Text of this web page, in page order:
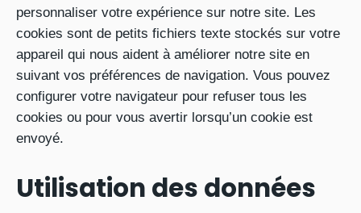
personnaliser votre expérience sur notre site. Les
cookies sont de petits fichiers texte stockés sur votre
appareil qui nous aident à améliorer notre site en
suivant vos préférences de navigation. Vous pouvez
configurer votre navigateur pour refuser tous les
cookies ou pour vous avertir lorsqu’un cookie est
envoyé.
Utilisation des données